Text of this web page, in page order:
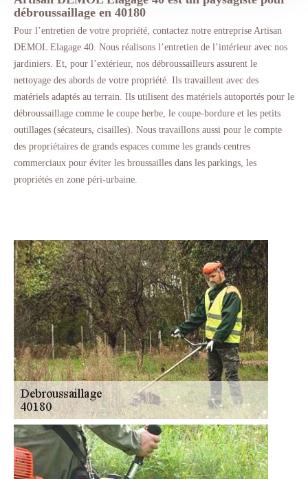
débroussaillage en 40180
Pour l’entretien de votre propriété, contactez notre entreprise Artisan
DEMOL Elagage 40. Nous réalisons l’entretien de l’intérieur avec nos
jardiniers. Et, pour l’extérieur, nos débroussailleurs assurent le
nettoyage des abords de votre propriété. Ils travaillent avec des
matériels adaptés au terrain. Ils utilisent des matériels autoportés pour le
débroussaillage comme le coupe herbe, le coupe-bordure et les petits
outillages (sécateurs, cisailles). Nous travaillons aussi pour le compte
des propriétaires de grands espaces comme les grands centres
commerciaux pour éviter les broussailles dans les parkings, les
propriétés en zone péri-urbaine.